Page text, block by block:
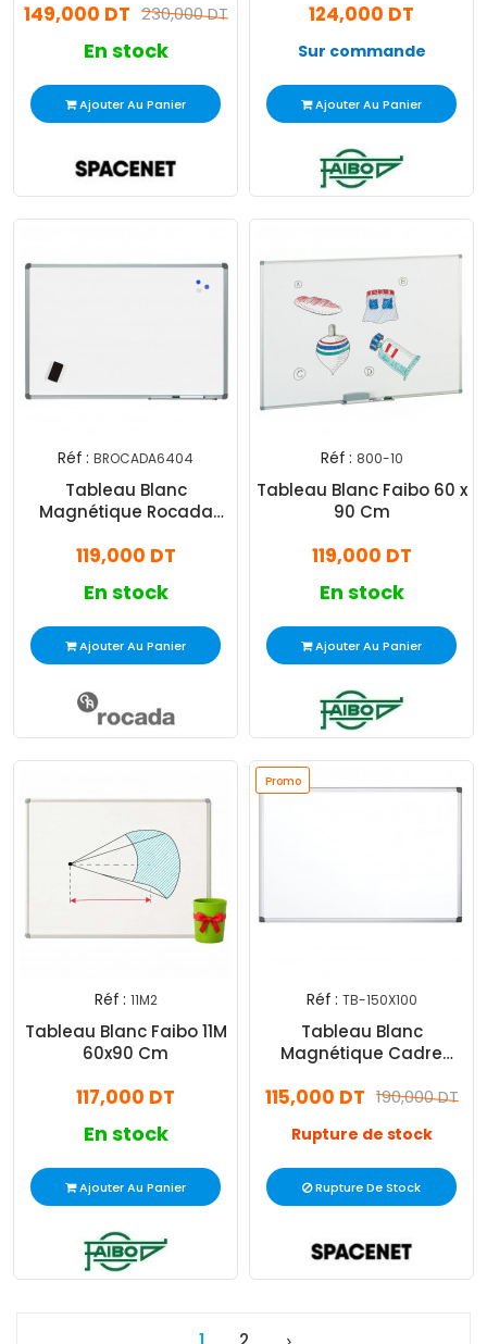
200 Cm230,000 DT
149,000 DT
En stock
Ajouter Au Panier
124,000 DT
Sur commande
Ajouter Au Panier
Réf : BROCADA6404
Tableau Blanc
Magnétique Rocada
119,000 DT
En stock
Ajouter Au Panier
Réf : 800-10
Tableau Blanc Faibo 60 x
90 Cm
119,000 DT
En stock
Ajouter Au Panier
Réf : 11M2
Tableau Blanc Faibo 11M
60x90 Cm
117,000 DT
En stock
Ajouter Au Panier
Promo
Réf : TB-150X100
Tableau Blanc
Magnétique Cadre
150x100Cm190,000 DT
115,000 DT
Rupture de stock
Rupture De Stock